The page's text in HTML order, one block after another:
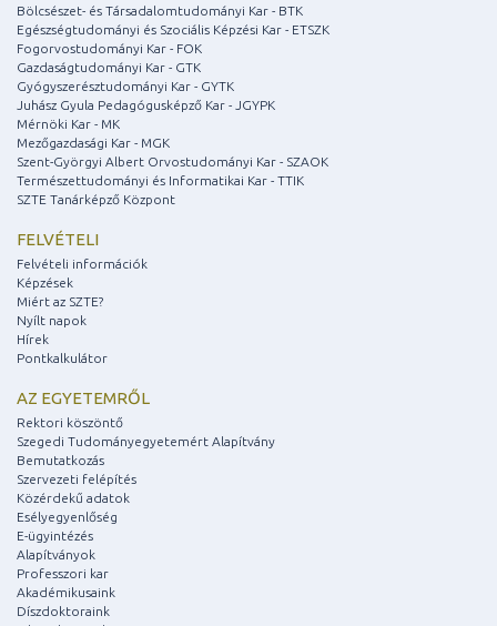
Bölcsészet- és Társadalomtudományi Kar - BTK
Egészségtudományi és Szociális Képzési Kar - ETSZK
Fogorvostudományi Kar - FOK
Gazdaságtudományi Kar - GTK
Gyógyszerésztudományi Kar - GYTK
Juhász Gyula Pedagógusképző Kar - JGYPK
Mérnöki Kar - MK
Mezőgazdasági Kar - MGK
Szent-Györgyi Albert Orvostudományi Kar - SZAOK
Természettudományi és Informatikai Kar - TTIK
SZTE Tanárképző Központ
FELVÉTELI
Felvételi információk
Képzések
Miért az SZTE?
Nyílt napok
Hírek
Pontkalkulátor
AZ EGYETEMRŐL
Rektori köszöntő
Szegedi Tudományegyetemért Alapítvány
Bemutatkozás
Szervezeti felépítés
Közérdekű adatok
Esélyegyenlőség
E-ügyintézés
Alapítványok
Professzori kar
Akadémikusaink
Díszdoktoraink